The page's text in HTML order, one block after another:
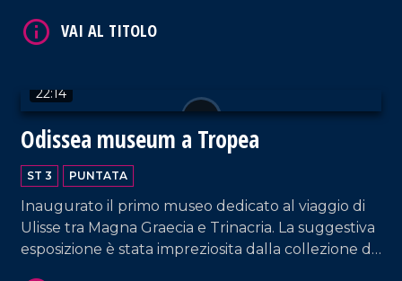
22:14
Odissea museum a Tropea
ST 3 PUNTATA
Inaugurato il primo museo dedicato al viaggio di
Ulisse tra Magna Graecia e Trinacria. La suggestiva
esposizione è stata impreziosita dalla collezione di